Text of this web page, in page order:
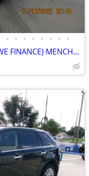
• • • • • • • •
2014 BUICK VERANO 2.4 ($7,995 WE FINANCE) MENCHACA AUTO SALES